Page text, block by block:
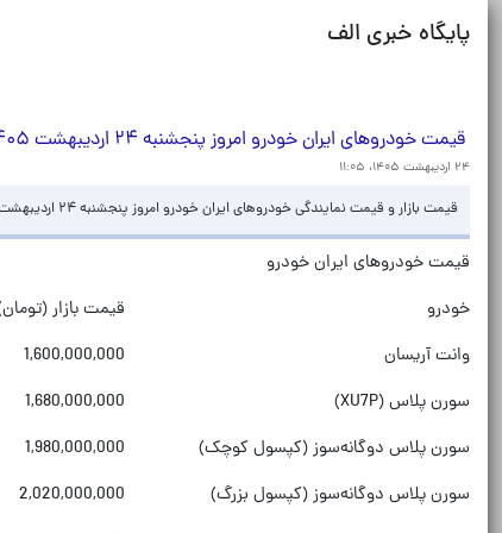
پایگاه خبری الف
قیمت خودرو‌های ایران خودرو امروز پنجشنبه ۲۴ اردیبهشت ۱۴۰۵ + جدول
۲۴ اردیبهشت ۱۴۰۵، ۱۱:۰۵
قیمت بازار و قیمت نمایندگی خودرو‌های ایران خودرو امروز پنجشنبه ۲۴ اردیبهشت ۱۴۰۵ را در جدول زیر مشاهده نمایید.
قیمت خودروهای ایران خودرو
خودرو
قیمت بازار
وانت آریسان
1,600,000,000
سورن پلاس (XU7P)
1,680,000,000
سورن پلاس دوگانه‌سوز (کپسول کوچک)
1,980,000,000
سورن پلاس دوگانه‌سوز (کپسول بزرگ)
2,020,000,000